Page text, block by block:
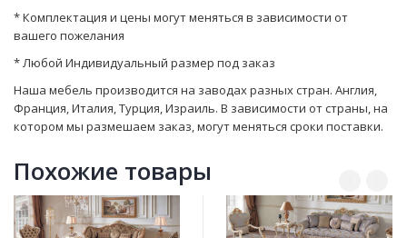
* Комплектация и цены могут меняться в зависимости от
вашего пожелания
* Любой Индивидуальный размер под заказ
Наша мебель производится на заводах разных стран. Англия,
Франция, Италия, Турция, Израиль. В зависимости от страны, на
котором мы размешаем заказ, могут мeняться сроки поставки.
Похожие товары